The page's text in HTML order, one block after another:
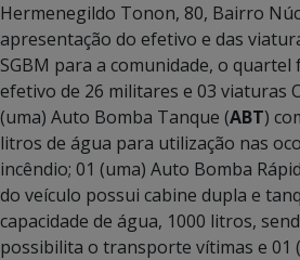
Hermenegildo Tonon, 80, Bairro
apresentação do efetivo e das
SGBM para a comunidade, o
efetivo de 26 militares e 03 viaturas
(uma) Auto Bomba Tanque (ABT)
litros de água para utilização nas
incêndio; 01 (uma) Auto Bomba
do veículo possui cabine dupla e
capacidade de água, 1000 litros,
possibilita o transporte vítimas e 01